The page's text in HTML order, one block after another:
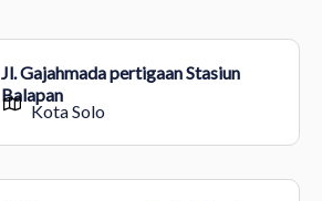
Jl. Gajahmada pertigaan Stasiun
Balapan
Kota Solo